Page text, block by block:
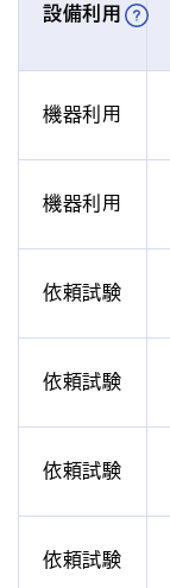
設備利用
機器利用
機器利用
依頼試験
依頼試験
依頼試験
依頼試験